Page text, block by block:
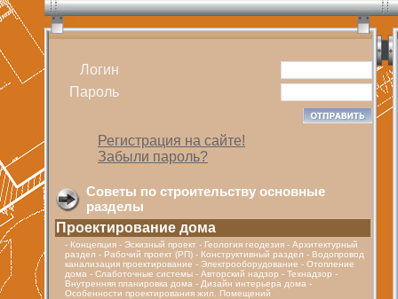
Логин
Пароль
Регистрация на сайте!
Забыли пароль?
Советы по строительству основные
разделы
Проектирование дома
- Концепция - Эскизный проект - Геология геодезия - Архитектурный
раздел - Рабочий проект (РП) - Конструктивный раздел - Водопровод
канализация проектирование - Электрооборудование - Отопление
дома - Cлаботочные системы - Авторский надзор - Технадзор -
Внутренняя планировка дома - Дизайн интерьера дома -
Особенности проектирования жил. Помещений